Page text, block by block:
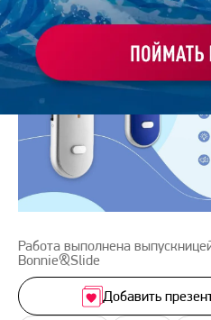
Работа выполнена
Bonnie&Slide
Добавить